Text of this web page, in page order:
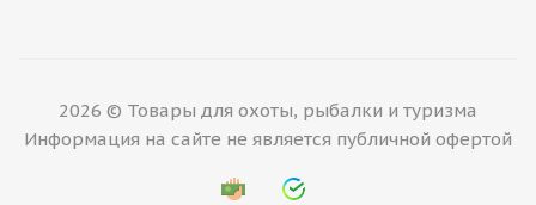
2026 © Товары для охоты, рыбалки и туризма
Информация на сайте не является публичной офертой